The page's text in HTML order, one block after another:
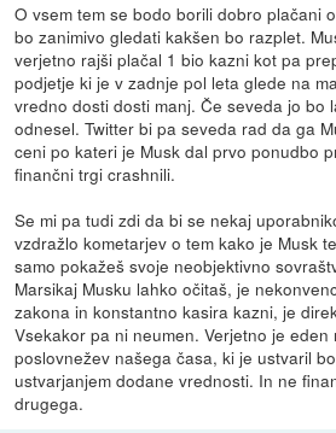
O vsem tem se bodo borili dobro plačani
bo zanimivo gledati kakšen bo razplet.
verjetno rajši plačal 1 bio kazni kot pa
podjetje ki je v zadnje pol leta glede na
vredno dosti dosti manj. Če seveda jo bo
odnesel. Twitter bi pa seveda rad da ga
ceni po kateri je Musk dal prvo ponudbo
finančni trgi crashnili.
Se mi pa tudi zdi da bi se nekaj
vzdražlo kometarjev o tem kako je Musk
samo pokažeš svoje neobjektivno
Marsikaj Musku lahko očitaš, je
zakona in konstantno kasira kazni, je
Vsekakor pa ni neumen. Verjetno je eden
poslovnežev našega časa, ki je ustvaril
ustvarjanjem dodane vrednosti. In ne
drugega.